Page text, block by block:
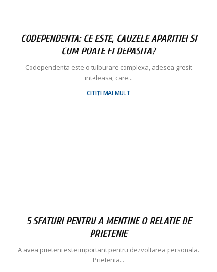
CODEPENDENTA: CE ESTE, CAUZELE APARITIEI SI
CUM POATE FI DEPASITA?
Codependenta este o tulburare complexa, adesea gresit
inteleasa, care...
CITIȚI MAI MULT
5 SFATURI PENTRU A MENTINE O RELATIE DE
PRIETENIE
A avea prieteni este important pentru dezvoltarea personala.
Prietenia...